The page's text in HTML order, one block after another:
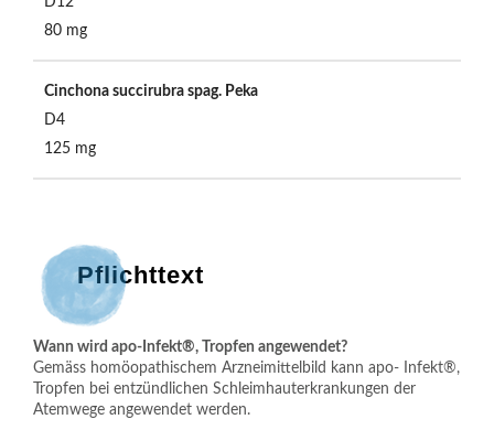
80 mg
Cinchona succirubra spag. Peka
D4
125 mg
Pflichttext
Wann wird apo-Infekt®, Tropfen angewendet?
Gemäss homöopathischem Arzneimittelbild kann apo- Infekt®,
Tropfen bei entzündlichen Schleimhauterkrankungen der
Atemwege angewendet werden.